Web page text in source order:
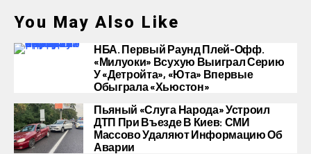
You May Also Like
НБА. Первый Раунд Плей-Офф.
«Милуоки» Всухую Выиграл Серию
У «Детройта», «Юта» Впервые
Обыграла «Хьюстон»
Пьяный «слуга Народа» Устроил
ДТП При Въезде В Киев: СМИ
Массово Удаляют Информацию Об
Аварии